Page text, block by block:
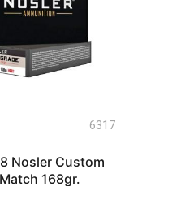
6317
Nosler Custom
168gr.